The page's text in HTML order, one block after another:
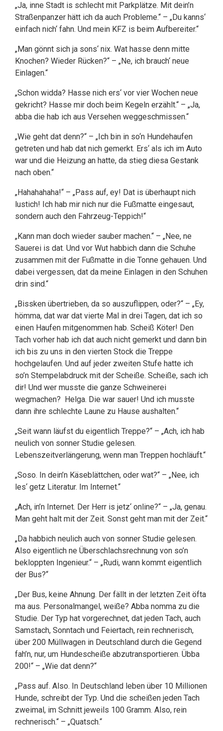
„Ja, inne Stadt is schlecht mit Parkplätze. Mit dein’n
Straßenpanzer hätt ich da auch Probleme.“ – „Du kanns‘
einfach nich‘ fahn. Und mein KFZ is beim Aufbereiter.“
„Man gönnt sich ja sons‘ nix. Wat hasse denn mitte
Knochen? Wieder Rücken?“ – „Ne, ich brauch‘ neue
Einlagen.“
„Schon widda? Hasse nich ers‘ vor vier Wochen neue
gekricht? Hasse mir doch beim Kegeln erzählt.“ – „Ja,
abba die hab ich aus Versehen weggeschmissen.“
„Wie geht dat denn?“ – „Ich bin in so‘n Hundehaufen
getreten und hab dat nich gemerkt. Ers‘ als ich im Auto
war und die Heizung an hatte, da stieg diesa Gestank
nach oben.“
„Hahahahaha!“ – „Pass auf, ey! Dat is überhaupt nich
lustich! Ich hab mir nich nur die Fußmatte eingesaut,
sondern auch den Fahrzeug-Teppich!“
„Kann man doch wieder sauber machen.“ – „Nee, ne
Sauerei is dat. Und vor Wut habbich dann die Schuhe
zusammen mit der Fußmatte in die Tonne gehauen. Und
dabei vergessen, dat da meine Einlagen in den Schuhen
drin sind.“
„Bissken übertrieben, da so auszuflippen, oder?“ – „Ey,
hömma, dat war dat vierte Mal in drei Tagen, dat ich so
einen Haufen mitgenommen hab. Scheiß Köter! Den
Tach vorher hab ich dat auch nicht gemerkt und dann bin
ich bis zu uns in den vierten Stock die Treppe
hochgelaufen. Und auf jeder zweiten Stufe hatte ich
so’n Stempelabdruck mit der Scheiße. Scheiße, sach ich
dir! Und wer musste die ganze Schweinerei
wegmachen? Helga. Die war sauer! Und ich musste
dann ihre schlechte Laune zu Hause aushalten.“
„Seit wann läufst du eigentlich Treppe?“ – „Ach, ich hab
neulich von sonner Studie gelesen.
Lebenszeitverlängerung, wenn man Treppen hochläuft.“
„Soso. In dein’n Käseblättchen, oder wat?“ – „Nee, ich
les‘ getz Literatur. Im Internet.“
„Ach, in’n Internet. Der Herr is jetz‘ online?“ – „Ja, genau.
Man geht halt mit der Zeit. Sonst geht man mit der Zeit.“
„Da habbich neulich auch von sonner Studie gelesen.
Also eigentlich ne Überschlachsrechnung von so’n
bekloppten Ingenieur.“ – „Rudi, wann kommt eigentlich
der Bus?“
„Der Bus, keine Ahnung. Der fällt in der letzten Zeit öfta
ma aus. Personalmangel, weiße? Abba nomma zu die
Studie. Der Typ hat vorgerechnet, dat jeden Tach, auch
Samstach, Sonntach und Feiertach, rein rechnerisch,
über 200 Müllwagen in Deutschland durch die Gegend
fah’n, nur, um Hundescheiße abzutransportieren. Übba
200!“ – „Wie dat denn?“
„Pass auf. Also. In Deutschland leben über 10 Millionen
Hunde, schreibt der Typ. Und die scheißen jeden Tach
zweimal, im Schnitt jeweils 100 Gramm. Also, rein
rechnerisch.“ – „Quatsch.“